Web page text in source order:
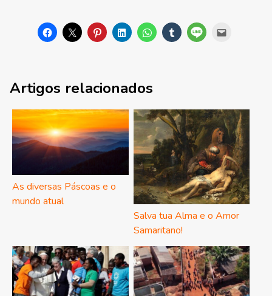
Artigos relacionados
As diversas Páscoas e o
mundo atual
Salva tua Alma e o Amor
Samaritano!